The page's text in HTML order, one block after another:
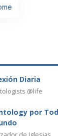
Diaria
@life
por